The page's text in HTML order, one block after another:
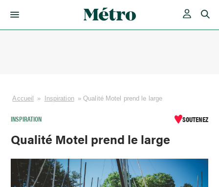
Accueil » Inspiration »Qualité Motel prend le large
INSPIRATION SOUTENEZ
Qualité Motel prend le large